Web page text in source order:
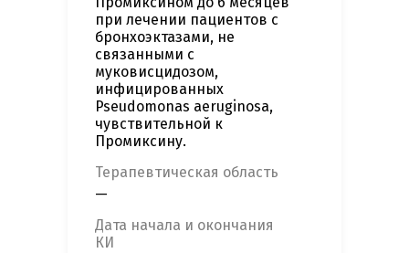
при лечении пациентов с
бронхоэктазами, не
связанными с
муковисцидозом,
инфицированных
Pseudomonas aeruginosa,
чувствительной к
Промиксину.
Терапевтическая область
—
Дата начала и окончания
КИ